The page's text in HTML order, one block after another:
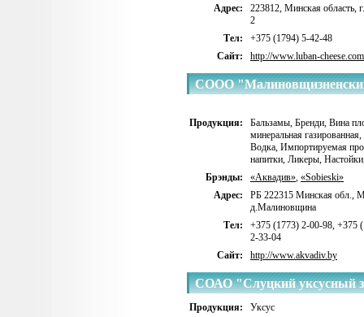
Адрес:
223812, Минская область,
2
Тел:
+375 (1794) 5-42-48
Сайт:
http://www.luban-cheese.com
СООО
"Аквадив""
Продукция: Бальзамы, Бренди, Вина
минеральная газированная,
Водка, Импортируемая
напитки, Ликеры, Настойки
Брэнды:
«Аквадив», «Sobieski»
Адрес:
РБ 222315 Минская обл.,
д.Малиновщина
Тел:
+375 (1773) 2-00-98, +375
2-33-04
Сайт:
http://www.akvadiv.by
СОАО "Слуцкий уксусный
Продукция:
Уксус